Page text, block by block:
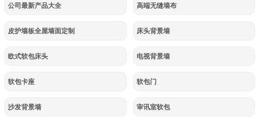
公司最新产品大全 高端无缝墙布
皮护墙板全屋墙面定制 床头背景墙
欧式软包床头 电视背景墙
软包卡座 软包门
沙发背景墙 审讯室软包